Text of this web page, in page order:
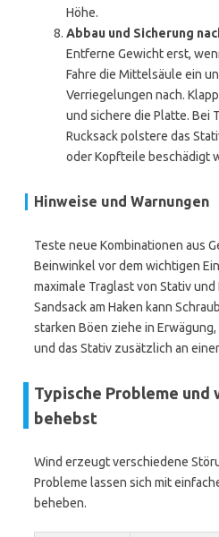
Höhe.
Abbau und Sicherung
Entferne Gewicht erst,
Fahre die Mittelsäule ein
Verriegelungen nach.
und sichere die Platte. Bei
Rucksack polstere das
oder Kopfteile beschädigt
Hinweise und Warnungen
Teste neue Kombinationen aus
Beinwinkel vor dem wichtigen
maximale Traglast von Stativ
Sandsack am Haken kann
starken Böen ziehe in
und das Stativ zusätzlich an
Typische Probleme und
behebst
Wind erzeugt verschiedene
Probleme lassen sich mit
beheben.